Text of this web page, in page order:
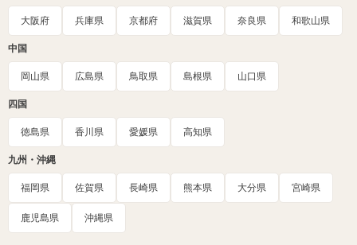
大阪府 兵庫県 京都府 滋賀県 奈良県 和歌山県
中国
岡山県 広島県 鳥取県 島根県 山口県
四国
徳島県 香川県 愛媛県 高知県
九州・沖縄
福岡県 佐賀県 長崎県 熊本県 大分県 宮崎県
鹿児島県 沖縄県